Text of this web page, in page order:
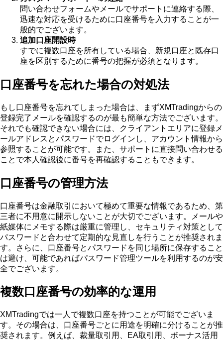
問い合わせフォームやメールでサポートに連絡する際、
迅速な対応を受けるために口座番号を入力することが一
般的でございます。
追加口座開設時
すでに複数口座を所有している場合、新規口座と既存口
座を区別するために番号の把握が必須となります。
口座番号を忘れた場合の対処法
もし口座番号を忘れてしまった場合は、まずXMTradingからの
登録完了メールを確認するのが最も簡単な方法でございます。
それでも確認できない場合には、クライアントエリアに登録メ
ールアドレスとパスワードでログインし、アカウント情報から
参照することが可能です。また、サポートに直接問い合わせる
ことで本人確認後に番号を再確認することもできます。
口座番号の管理方法
口座番号は金融取引において極めて重要な情報であるため、第
三者に不用意に開示しないことが大切でございます。メールや
紙媒体にメモする際は厳重に管理し、セキュリティ対策として
パスワードと合わせて定期的な見直しを行うことが推奨されま
す。さらに、口座番号とパスワードを同じ場所に保存すること
は避け、可能であればパスワード管理ツールを利用するのが安
全でございます。
複数口座番号の効率的な運用
XMTradingでは一人で複数口座を持つことが可能でございま
す。その場合は、口座番号ごとに用途を明確に分けることが推
奨されます。例えば、裁量取引用、EA取引用、ボーナス活用